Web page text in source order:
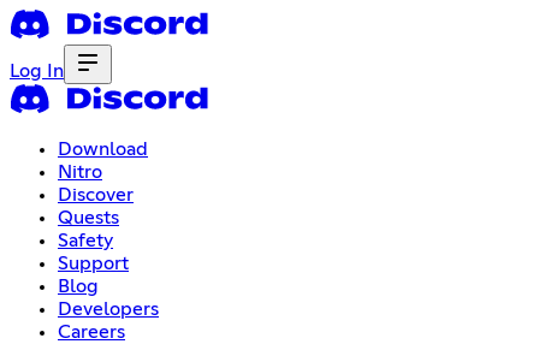
Log In
Download
Nitro
Discover
Quests
Safety
Support
Blog
Developers
Careers